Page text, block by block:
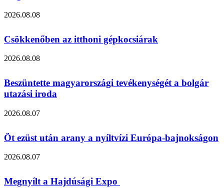
2026.08.08
Csökkenőben az itthoni gépkocsiárak
2026.08.08
Beszüntette magyarországi tevékenységét a bolgár
utazási iroda
2026.08.07
Öt ezüst után arany a nyíltvízi Európa-bajnokságon
2026.08.07
Megnyílt a Hajdúsági Expo